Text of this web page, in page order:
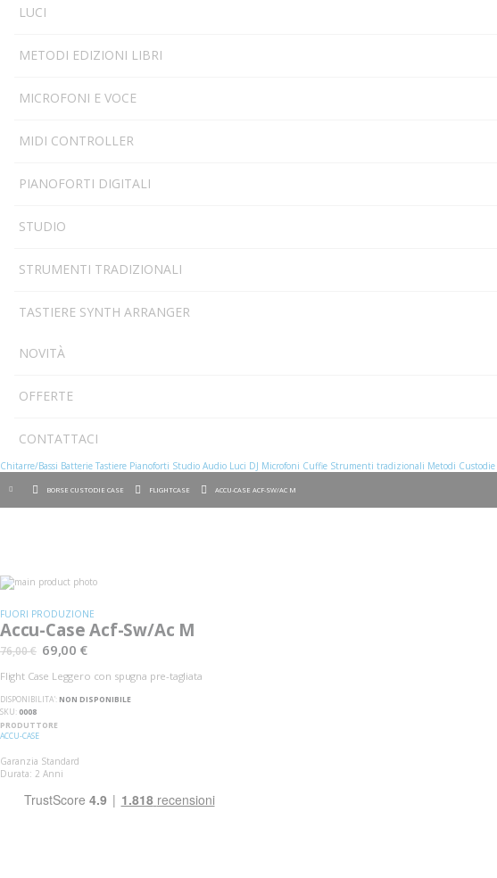
LUCI
METODI EDIZIONI LIBRI
MICROFONI E VOCE
MIDI CONTROLLER
PIANOFORTI DIGITALI
STUDIO
STRUMENTI TRADIZIONALI
TASTIERE SYNTH ARRANGER
NOVITÀ
OFFERTE
CONTATTACI
Chitarre/Bassi Batterie Tastiere Pianoforti Studio Audio Luci DJ Microfoni Cuffie Strumenti tradizionali Metodi Custodie
BORSE CUSTODIE CASE FLIGHTCASE ACCU-CASE ACF-SW/AC M
Vai
alla
della
galleria
immagini
all'inizio
della
galleria
di
immagini
FUORI PRODUZIONE
Accu-Case Acf-Sw/Ac M
76,00 € 69,00 €
Flight Case Leggero con spugna pre-tagliata
DISPONIBILITA':NON DISPONIBILE
SKU 0008
PRODUTTORE
ACCU-CASE
Garanzia Standard
Durata: 2 Anni